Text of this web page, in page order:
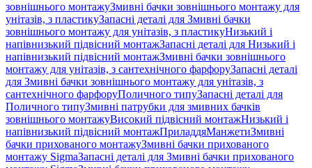
зовнішнього монтажуЗмивні бачки зовнішнього монтажу для
унітазів, з пластикуЗапасні деталі для Змивні бачки
зовнішнього монтажу для унітазів, з пластикуНизький і
напівнизький підвісний монтажЗапасні деталі для Низький і
напівнизький підвісний монтажЗмивні бачки зовнішнього
монтажу для унітазів, з сантехнічного фарфоруЗапасні деталі
для Змивні бачки зовнішнього монтажу для унітазів, з
сантехнічного фарфоруПоличного типуЗапасні деталі для
Поличного типуЗмивні патрубки для змивних бачків
зовнішнього монтажуВисокий підвісний монтажНизький і
напівнизький підвісний монтажПриладдяМанжетиЗмивні
бачки прихованого монтажуЗмивні бачки прихованого
монтажу SigmaЗапасні деталі для Змивні бачки прихованого